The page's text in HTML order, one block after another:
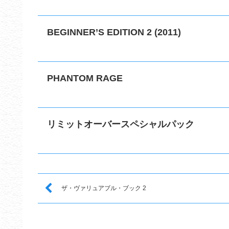
BEGINNER’S EDITION 2 (2011)
PHANTOM RAGE
リミットオーバースペシャルパック
ザ・ヴァリュアブル・ブック 2